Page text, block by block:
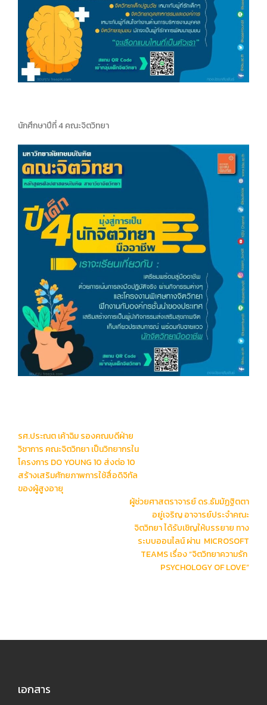
นักศึกษาปีที่ 4 คณะจิตวิทยา
Post
navigation
รศ.ประณต เค้าฉิม รองคณบดีฝ่าย
วิชาการ คณะจิตวิทยา เป็นวิทยากรใน
โครงการ DO YOUNG 10 ส่งต่อ 10
สร้างเสริมศักยภาพการใช้สื่อดิจิทัล
ของผู้สูงอายุ
ผู้ช่วยศาสตราจารย์ ดร.ธัมมัฏฐิตตา
อยู่เจริญ อาจารย์ประจำคณะ
จิตวิทยา ได้รับเชิญให้บรรยาย ทาง
ระบบออนไลน์ ผ่าน MICROSOFT
TEAMS เรื่อง “จิตวิทยาความรัก
PSYCHOLOGY OF LOVE”
เอกสาร